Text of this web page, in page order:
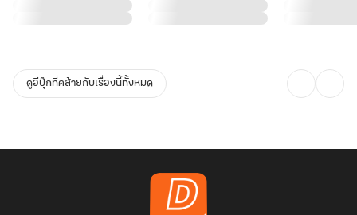
ดูอีบุ๊กที่คล้ายกับเรื่องนี้ทั้งหมด